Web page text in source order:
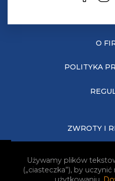
O
POLITYKA
ZWROTY I
JAK
Używamy plików
(„ciasteczka”), by